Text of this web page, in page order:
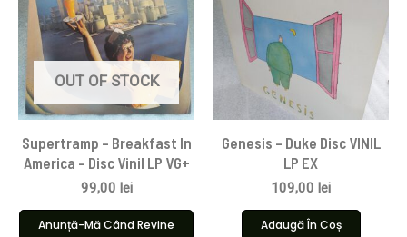
OUT OF STOCK
Supertramp – Breakfast In
America – Disc Vinil LP VG+
99,00 lei
Anunță-Mă Când Revine
Genesis – Duke Disc VINIL
LP EX
109,00 lei
Adaugă În Coș